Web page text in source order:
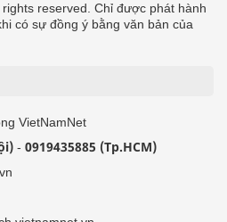
reserved. Chỉ được phát hành
có sự đồng ý bằng văn bản của
VietNamNet
- 0919435885 (Tp.HCM)